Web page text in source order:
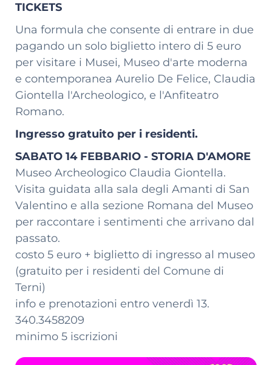
TICKETS
Una formula che consente di entrare in due
pagando un solo biglietto intero di 5 euro
per visitare i Musei, Museo d'arte moderna
e contemporanea Aurelio De Felice, Claudia
Giontella l'Archeologico, e l'Anfiteatro
Romano.
Ingresso gratuito per i residenti.
SABATO 14 FEBBARIO - STORIA D'AMORE
Museo Archeologico Claudia Giontella.
Visita guidata alla sala degli Amanti di San
Valentino e alla sezione Romana del Museo
per raccontare i sentimenti che arrivano dal
passato.
costo 5 euro + biglietto di ingresso al museo
(gratuito per i residenti del Comune di
Terni)
info e prenotazioni entro venerdì 13.
340.3458209
minimo 5 iscrizioni